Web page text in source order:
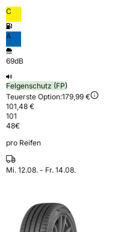
C
A
69dB
Felgenschutz (FP)
Teuerste Option:179,99 €
101,48 €
101
48€
pro Reifen
Mi. 12.08. - Fr. 14.08.